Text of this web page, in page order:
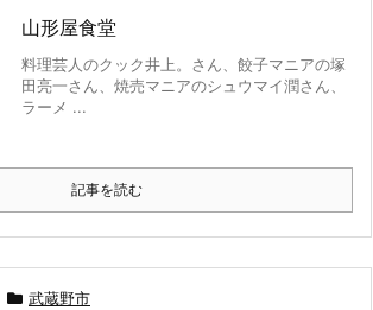
山形屋食堂
料理芸人のクック井上。さん、餃子マニアの塚
田亮一さん、焼売マニアのシュウマイ潤さん、
ラーメ ...
記事を読む
武蔵野市